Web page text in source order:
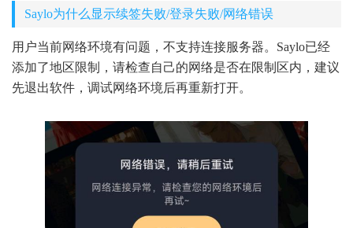
Saylo为什么显示续签失败/登录失败/网络错误
用户当前网络环境有问题，不支持连接服务器。Saylo已经
添加了地区限制，请检查自己的网络是否在限制区内，建议
先退出软件，调试网络环境后再重新打开。